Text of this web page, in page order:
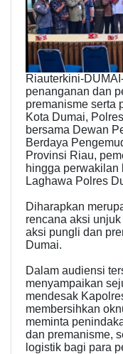
Riauterkini-
penanganan dan
premanisme serta
Kota Dumai,
bersama Dewan
Berdaya
Provinsi Riau,
hingga perwakilan
Laghawa Polres
Diharapkan
rencana aksi
aksi pungli dan
Dumai.
Dalam audiensi
menyampaikan
mendesak
membersihkan
meminta
dan premanisme,
logistik bagi para